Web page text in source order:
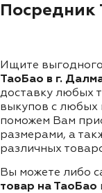
Посредник
Ищите
ТаоБао в г.
доставку любых
выкупов с любых
поможем Вам
размерами, а
различных
Вы можете либо
товар на ТаоБао